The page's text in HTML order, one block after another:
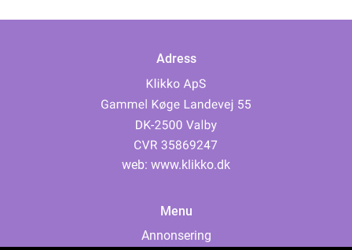
Adress
web: www.klikko.dk
Menu
Annonsering